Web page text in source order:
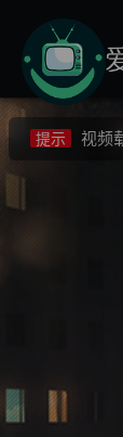
提示 不要
提示 如果
提示 视频
不